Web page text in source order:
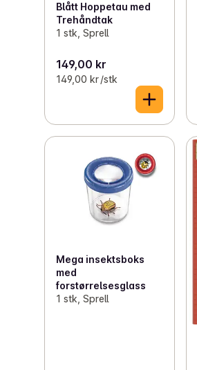
Blått Hoppetau med
Trehåndtak
1 stk, Sprell
149,00 kr
149,00 kr /stk
Mega insektsboks
med
forstørrelsesglass
1 stk, Sprell